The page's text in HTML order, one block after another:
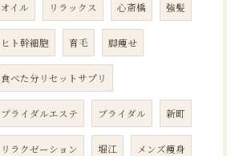
オイル リラックス 心斎橋 強髪
ヒト幹細胞 育毛 脚痩せ
食べた分リセットサプリ
ブライダルエステ ブライダル 新町
リラクゼーション 堀江 メンズ痩身